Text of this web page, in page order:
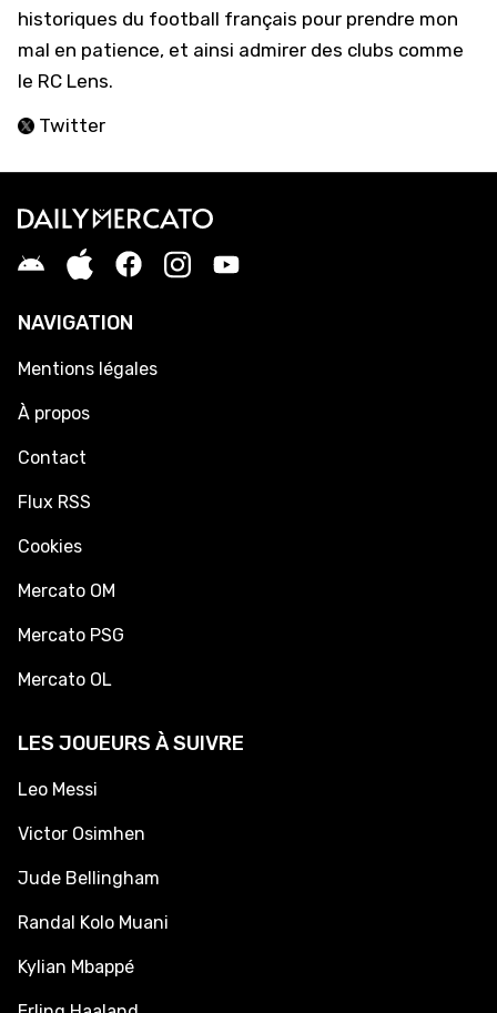
historiques du football français pour prendre mon
mal en patience, et ainsi admirer des clubs comme
le RC Lens.
Twitter
NAVIGATION
Mentions légales
À propos
Contact
Flux RSS
Cookies
Mercato OM
Mercato PSG
Mercato OL
LES JOUEURS À SUIVRE
Leo Messi
Victor Osimhen
Jude Bellingham
Randal Kolo Muani
Kylian Mbappé